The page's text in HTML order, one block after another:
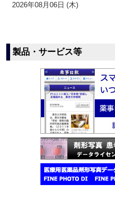
2026年08月06日 (木)
製品・サービス等